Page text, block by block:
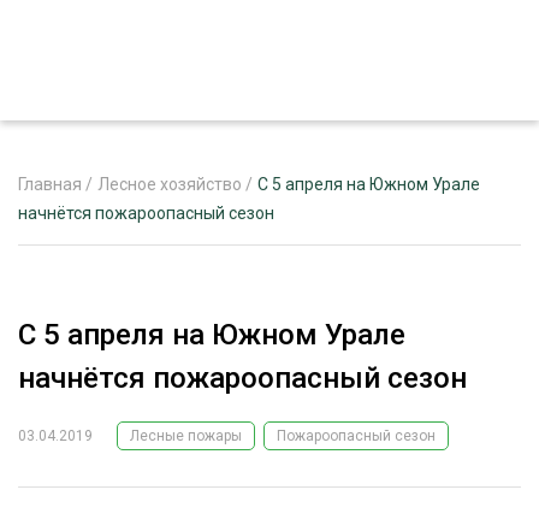
РЕКЛАМОДАТЕЛЯМ
ЛЕСНОЕ ХОЗЯЙСТВО
Главная / Лесное хозяйство / С 5 апреля на Южном Урале
начнётся пожароопасный сезон
С 5 апреля на Южном Урале
начнётся пожароопасный сезон
03.04.2019 Лесные пожары Пожароопасный сезон